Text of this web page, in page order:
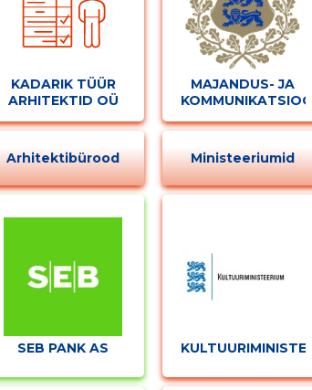
KADARIK TÜÜR
ARHITEKTID OÜ
Arhitektibürood
MAJANDUS- JA
Ministeeriumid
SEB PANK AS